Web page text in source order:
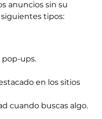
anuncios sin su
tipos:
ups.
en los sitios
cuando buscas algo.